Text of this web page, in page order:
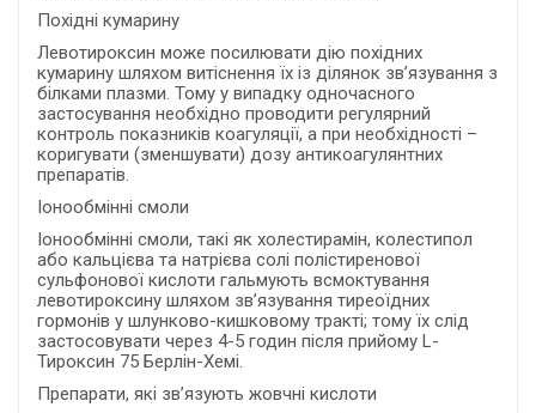
Похідні кумарину
Левотироксин може посилювати дію похідних
кумарину шляхом витіснення їх із ділянок зв’язування з
білками плазми. Тому у випадку одночасного
застосування необхідно проводити регулярний
контроль показників коагуляції, а при необхідності –
коригувати (зменшувати) дозу антикоагулянтних
препаратів.
Іонообмінні смоли
Іонообмінні смоли, такі як холестирамін, колестипол
або кальцієва та натрієва солі полістиренової
сульфонової кислоти гальмують всмоктування
левотироксину шляхом зв’язування тиреоїдних
гормонів у шлунково-кишковому тракті; тому їх слід
застосовувати через 4-5 годин після прийому L-
Тироксин 75 Берлін-Хемі.
Препарати, які зв’язують жовчні кислоти